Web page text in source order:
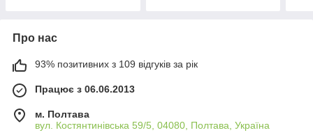
Про нас
93% позитивних з 109 відгуків за рік
Працює з 06.06.2013
м. Полтава
вул. Костянтинівська 59/5, 04080, Полтава, Україна